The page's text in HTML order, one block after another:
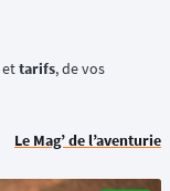
ettarifs, de vos
Le Mag’ de l’aventurier